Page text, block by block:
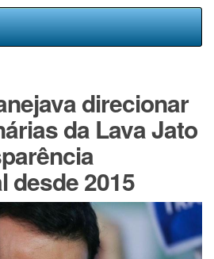
direcionar
da Lava Jato
desde 2015